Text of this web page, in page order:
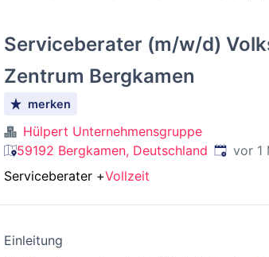
Serviceberater (m/w/d)
Zentrum Bergkamen
merken
Hülpert Unternehmensgruppe
59192 Bergkamen, Deutschland
vor 1
Serviceberater +Vollzeit
Einleitung